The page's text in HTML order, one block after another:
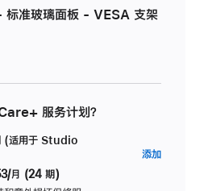
准玻璃面板 - VESA 支架
服务计划？
(适用于 Studio
月 (24 期)
添加